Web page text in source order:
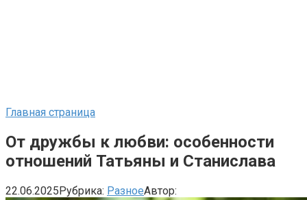
Главная страница
От дружбы к любви: особенности
отношений Татьяны и Станислава
22.06.2025Рубрика: РазноеАвтор: